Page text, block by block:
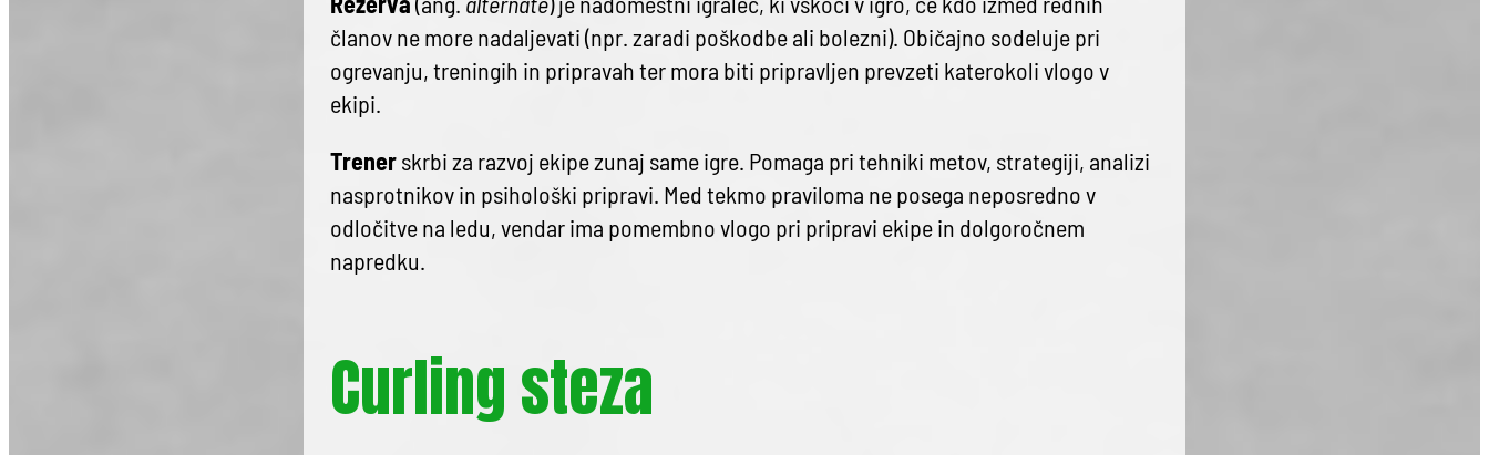
članov ne more nadaljevati (npr. zaradi poškodbe ali bolezni). Običajno sodeluje pri
ogrevanju, treningih in pripravah ter mora biti pripravljen prevzeti katerokoli vlogo v
ekipi.
Trenerskrbi za razvoj ekipe zunaj same igre. Pomaga pri tehniki metov, strategiji, analizi
nasprotnikov in psihološki pripravi. Med tekmo praviloma ne posega neposredno v
odločitve na ledu, vendar ima pomembno vlogo pri pripravi ekipe in dolgoročnem
napredku.
Curling steza